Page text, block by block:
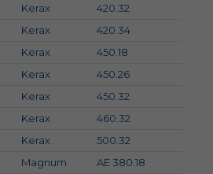
Kerax
420.32
Kerax
420.34
Kerax
450.18
Kerax
450.26
Kerax
450.32
Kerax
460.32
Kerax
500.32
Magnum
AE 380.18